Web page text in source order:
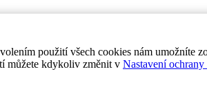
použití všech cookies nám umožníte
můžete kdykoliv změnit v Nastavení